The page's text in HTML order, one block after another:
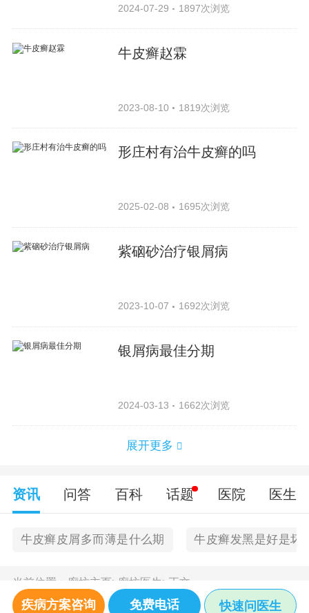
2024-07-29 1897次浏览
牛皮癣赵霖
2023-08-10 1819次浏览
形庄村有治牛皮癣的吗
2025-02-08 1695次浏览
紫硇砂治疗银屑病
2023-10-07 1692次浏览
银屑病最佳分期
2024-03-13 1662次浏览
展开更多
资讯 问答 百科 话题 医院 医生
牛皮癣皮屑多而薄是什么期 牛皮癣发黑是好是坏
当前位置： 廊坊主页> 廊坊医生> 正文
疾病方案咨询 免费电话 快速问医生